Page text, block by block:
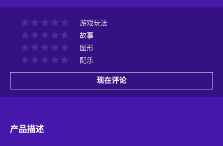
游戏玩法
故事
图形
配乐
现在评论
产品描述